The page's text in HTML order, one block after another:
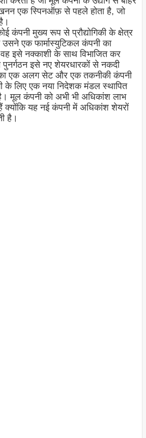
एक स्पिनऑफ़ से पहले होता है, जो
कंपनी मुख्य रूप से प्रौद्योगिकी के क्षेत्र
एक फार्मास्युटिकल कंपनी का
इसे नक्काशी के साथ विभाजित कर
इसे नए शेयरधारकों से नकदी
का एक अलग सेट और एक तकनीकी कंपनी
के लिए एक नया निदेशक मंडल स्थापित
मूल कंपनी को अभी भी अधिकांश लाभ
यह नई कंपनी में अधिकांश शेयरों
है।